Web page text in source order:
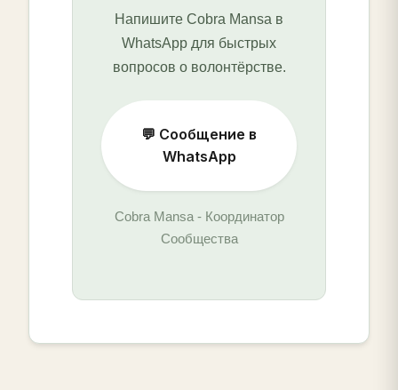
Напишите Cobra Mansa в
WhatsApp для быстрых
вопросов о волонтёрстве.
💬 Сообщение в
WhatsApp
Cobra Mansa - Координатор
Сообщества